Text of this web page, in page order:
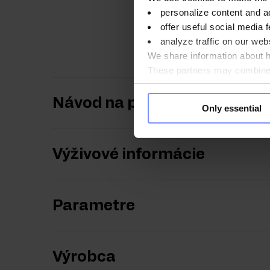
personalize content and
offer useful social media
analyze traffic on our
We share information about
These partners may
you use their services. Do
Only essential
OstroVit 100%
bielkovín, ktoré
udržiavať zdravé kosti,
Návod na použitie
Výživové informácie
Parametre
Výrobca